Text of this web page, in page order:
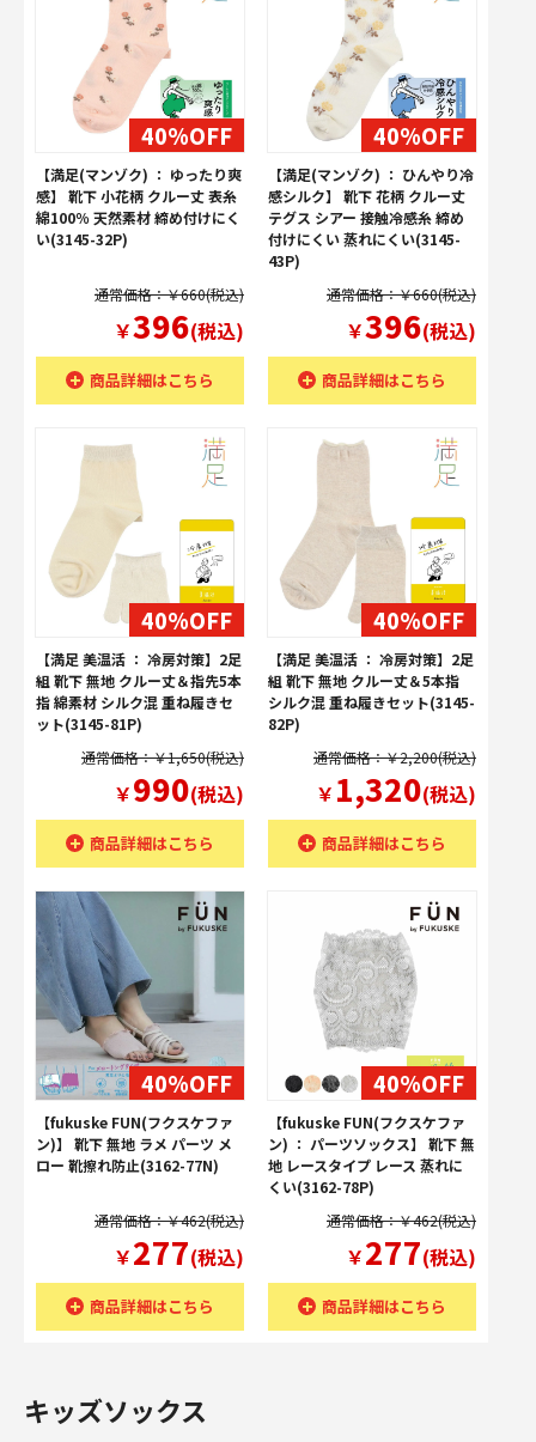
40%OFF
【満足(マンゾク) ： ゆったり爽
感】 靴下 小花柄 クルー丈 表糸
綿100％ 天然素材 締め付けにく
い(3145-32P)
通常価格：￥660(税込)
￥396(税込)
商品詳細はこちら
40%OFF
【満足(マンゾク) ： ひんやり冷
感シルク】 靴下 花柄 クルー丈
テグス シアー 接触冷感糸 締め
付けにくい 蒸れにくい(3145-
43P)
通常価格：￥660(税込)
￥396(税込)
商品詳細はこちら
40%OFF
【満足 美温活 ： 冷房対策】2足
組 靴下 無地 クルー丈＆指先5本
指 綿素材 シルク混 重ね履きセ
ット(3145-81P)
通常価格：￥1,650(税込)
￥990(税込)
商品詳細はこちら
40%OFF
【満足 美温活 ： 冷房対策】2足
組 靴下 無地 クルー丈＆5本指
シルク混 重ね履きセット(3145-
82P)
通常価格：￥2,200(税込)
￥ 1,320(税込)
商品詳細はこちら
40%OFF
【fukuske FUN(フクスケファ
ン)】 靴下 無地 ラメ パーツ メ
ロー 靴擦れ防止(3162-77N)
通常価格：￥462(税込)
￥277(税込)
商品詳細はこちら
40%OFF
【fukuske FUN(フクスケファ
ン) ： パーツソックス】 靴下 無
地 レースタイプ レース 蒸れに
くい(3162-78P)
通常価格：￥462(税込)
￥277(税込)
商品詳細はこちら
キッズソックス